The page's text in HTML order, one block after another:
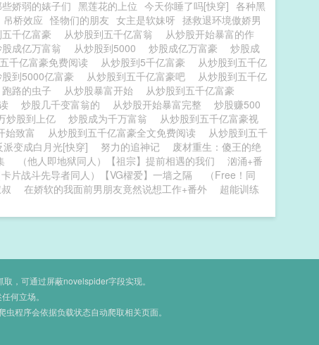
些娇弱的婊子们 黑莲花的上位 今天你睡了吗[快穿] 各种黑
吊桥效应 怪物们的朋友 女主是软妹呀 拯救退环境傲娇男
千亿富豪 从炒股到五千亿富翁
从炒股开始暴富的作
成亿万富翁 从炒股到5000 炒股成亿万富豪
炒股成
千亿富豪免费阅读 从炒股到5千亿富豪
从炒股到五千亿
到5000亿富豪 从炒股到五千亿富豪吧
从炒股到五千亿
路的虫子 从炒股暴富开始
从炒股到五千亿富豪
炒股几千变富翁的 从炒股开始暴富完整
炒股赚500
炒股到上亿 炒股成为千万富翁
从炒股到五千亿富豪视
始致富 从炒股到五千亿富豪全文免费阅读
从炒股到五千
派变成白月光[快穿] 努力的追神记
废材重生：傻王的绝
（他人即地狱同人）【祖宗】提前相遇的我们
汹涌+番
卡片战斗先导者同人）【VG櫂爱】一墙之隔
（Free！同
在娇软的我面前男朋友竟然说想工作+番外
超能训练
，可通过屏蔽novelspider字段实现。
何立场。
程序会依据负载状态自动爬取相关页面。